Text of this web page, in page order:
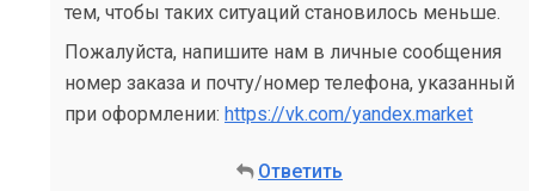
тем, чтобы таких ситуаций становилось меньше.
Пожалуйста, напишите нам в личные сообщения
номер заказа и почту/номер телефона, указанный
при оформлении: https://vk.com/yandex.market
Ответить